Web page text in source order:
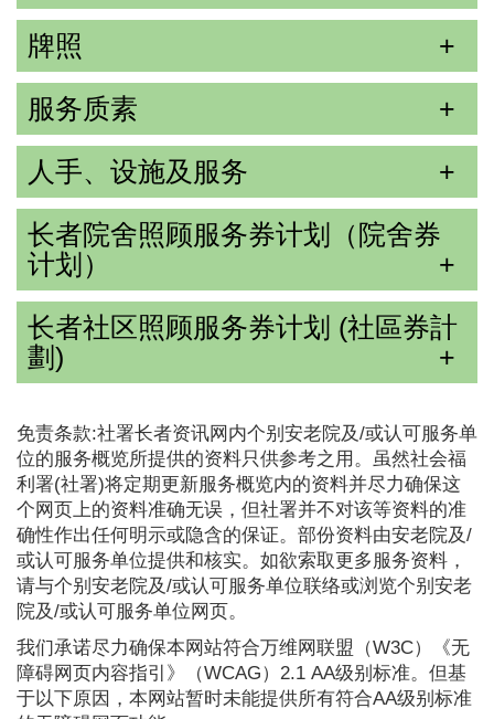
牌照
服务质素
人手、设施及服务
长者院舍照顾服务券计划（院舍券
计划）
长者社区照顾服务券计划 (社區券計
劃)
免责条款:社署长者资讯网内个别安老院及/或认可服务单
位的服务概览所提供的资料只供参考之用。虽然社会福
利署(社署)将定期更新服务概览内的资料并尽力确保这
个网页上的资料准确无误，但社署并不对该等资料的准
确性作出任何明示或隐含的保证。部份资料由安老院及/
或认可服务单位提供和核实。如欲索取更多服务资料，
请与个别安老院及/或认可服务单位联络或浏览个别安老
院及/或认可服务单位网页。
我们承诺尽力确保本网站符合万维网联盟（W3C）《无
障碍网页内容指引》（WCAG）2.1 AA级别标准。但基
于以下原因，本网站暂时未能提供所有符合AA级别标准